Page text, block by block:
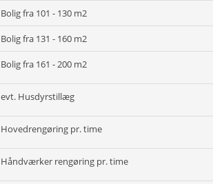
Bolig fra 101 - 130 m2
Bolig fra 131 - 160 m2
Bolig fra 161 - 200 m2
evt. Husdyrstillæg
Hovedrengøring pr. time
Håndværker rengøring pr. time